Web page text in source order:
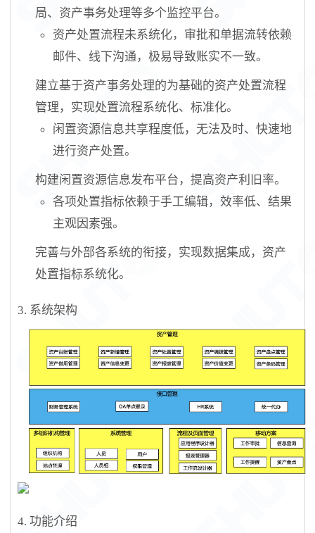
局、资产事务处理等多个监控平台。
资产处置流程未系统化，审批和单据流转依赖
邮件、线下沟通，极易导致账实不一致。
建立基于资产事务处理的为基础的资产处置流程
管理，实现处置流程系统化、标准化。
闲置资源信息共享程度低，无法及时、快速地
进行资产处置。
构建闲置资源信息发布平台，提高资产利旧率。
各项处置指标依赖于手工编辑，效率低、结果
主观因素强。
完善与外部各系统的衔接，实现数据集成，资产
处置指标系统化。
3. 系统架构
4. 功能介绍